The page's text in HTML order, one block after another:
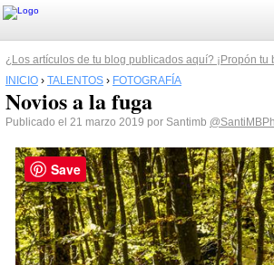
¿Los artículos de tu blog publicados aquí? ¡Propón tu
INICIO › TALENTOS › FOTOGRAFÍA
Novios a la fuga
Publicado el 21 marzo 2019 por Santimb
Save